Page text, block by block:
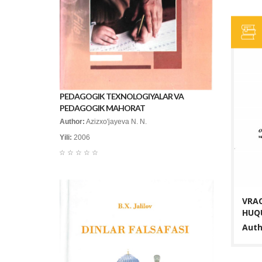
PEDAGOGIK TEXNOLOGIYALAR VA
PEDAGOGIK MAHORAT
Author: Azizxo'jayeva N. N.
Yili: 2006
☆
☆
☆
☆
☆